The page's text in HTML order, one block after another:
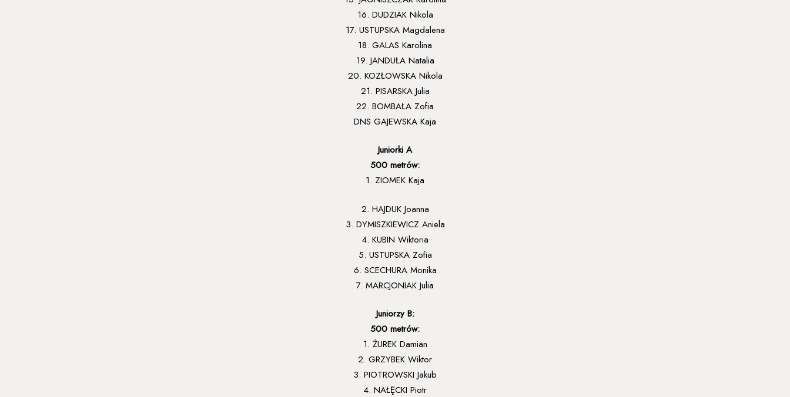
16. DUDZIAK Nikola
17. USTUPSKA Magdalena
18. GALAS Karolina
19. JANDUŁA Natalia
20. KOZŁOWSKA Nikola
21. PISARSKA Julia
22. BOMBAŁA Zofia
DNS GAJEWSKA Kaja
Juniorki A
500 metrów:
1. ZIOMEK Kaja
2. HAJDUK Joanna
3. DYMISZKIEWICZ Aniela
4. KUBIN Wiktoria
5. USTUPSKA Zofia
6. SCECHURA Monika
7. MARCJONIAK Julia
Juniorzy B:
500 metrów:
1. ŻUREK Damian
2. GRZYBEK Wiktor
3. PIOTROWSKI Jakub
4. NAŁĘCKI Piotr